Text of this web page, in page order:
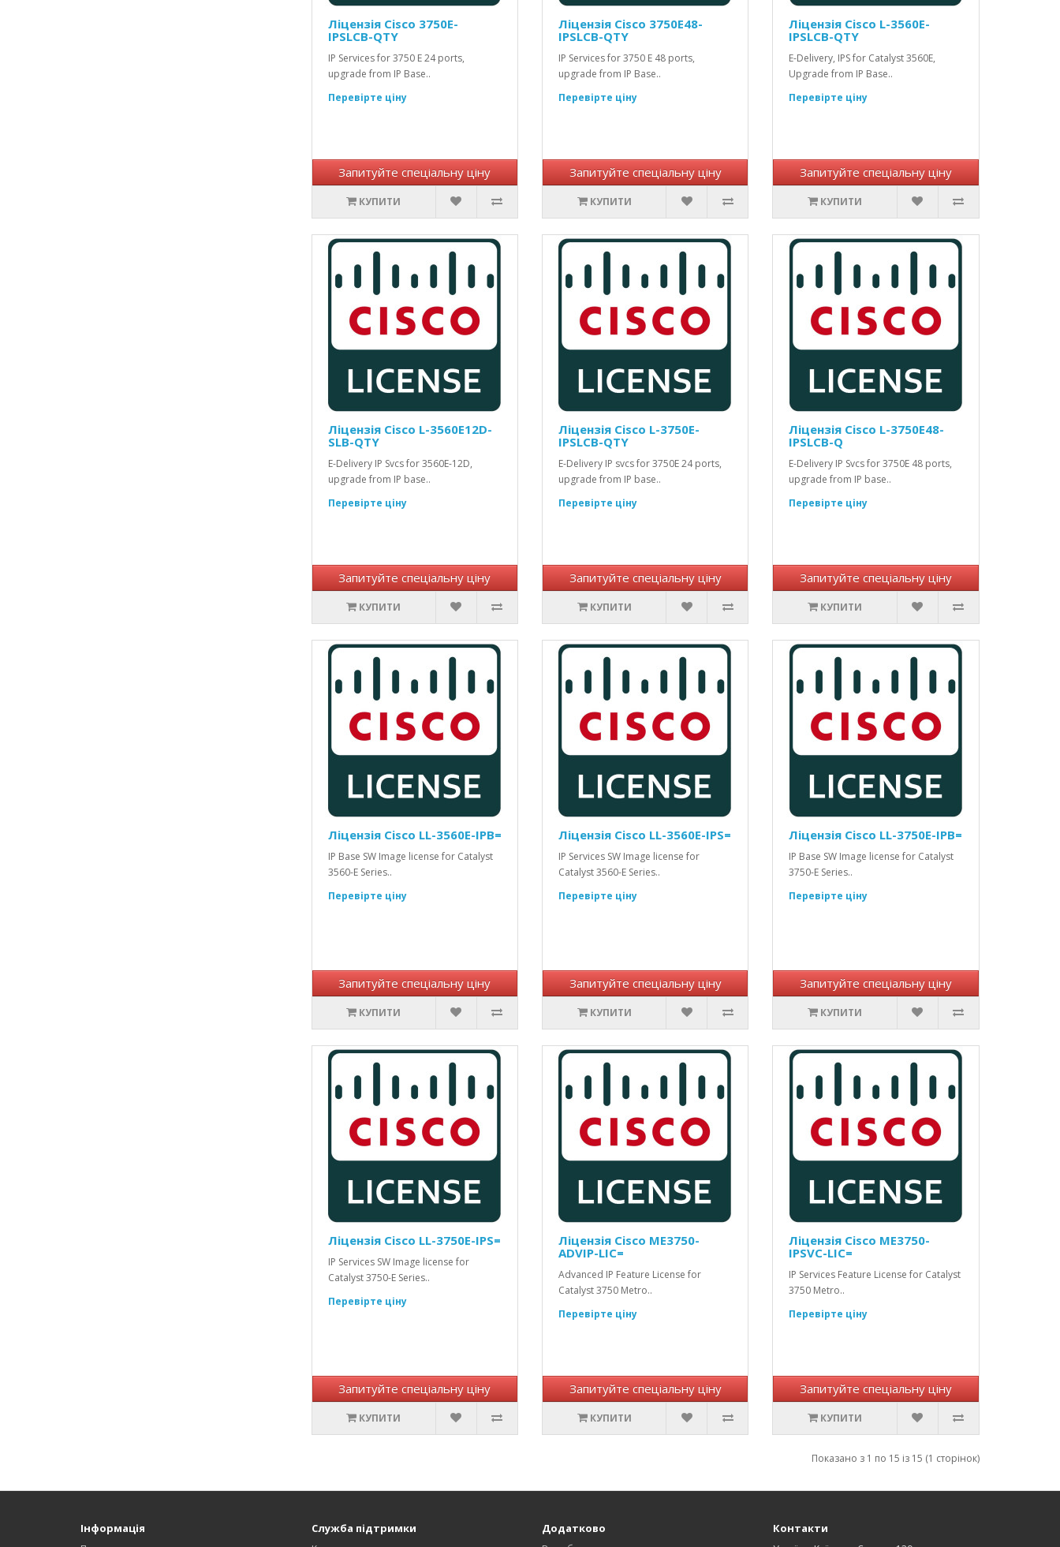
Ліцензія Cisco 3750E-
IPSLCB-QTY
IP Services for 3750 E 24 ports,
upgrade from IP Base..
Перевірте ціну
Запитуйте спеціальну ціну
КУПИТИ
Ліцензія Cisco 3750E48-
IPSLCB-QTY
IP Services for 3750 E 48 ports,
upgrade from IP Base..
Перевірте ціну
Запитуйте спеціальну ціну
КУПИТИ
Ліцензія Cisco L-3560E-
IPSLCB-QTY
E-Delivery, IPS for Catalyst 3560E,
Upgrade from IP Base..
Перевірте ціну
Запитуйте спеціальну ціну
КУПИТИ
Ліцензія Cisco L-3560E12D-
SLB-QTY
E-Delivery IP Svcs for 3560E-12D,
upgrade from IP base..
Перевірте ціну
Запитуйте спеціальну ціну
КУПИТИ
Ліцензія Cisco L-3750E-
IPSLCB-QTY
E-Delivery IP svcs for 3750E 24 ports,
upgrade from IP base..
Перевірте ціну
Запитуйте спеціальну ціну
КУПИТИ
Ліцензія Cisco L-3750E48-
IPSLCB-Q
E-Delivery IP Svcs for 3750E 48 ports,
upgrade from IP base..
Перевірте ціну
Запитуйте спеціальну ціну
КУПИТИ
Ліцензія Cisco LL-3560E-IPB=
IP Base SW Image license for Catalyst
3560-E Series..
Перевірте ціну
Запитуйте спеціальну ціну
КУПИТИ
Ліцензія Cisco LL-3560E-IPS=
IP Services SW Image license for
Catalyst 3560-E Series..
Перевірте ціну
Запитуйте спеціальну ціну
КУПИТИ
Ліцензія Cisco LL-3750E-IPB=
IP Base SW Image license for Catalyst
3750-E Series..
Перевірте ціну
Запитуйте спеціальну ціну
КУПИТИ
Ліцензія Cisco LL-3750E-IPS=
IP Services SW Image license for
Catalyst 3750-E Series..
Перевірте ціну
Запитуйте спеціальну ціну
КУПИТИ
Ліцензія Cisco ME3750-
ADVIP-LIC=
Advanced IP Feature License for
Catalyst 3750 Metro..
Перевірте ціну
Запитуйте спеціальну ціну
КУПИТИ
Ліцензія Cisco ME3750-
IPSVC-LIC=
IP Services Feature License for Catalyst
3750 Metro..
Перевірте ціну
Запитуйте спеціальну ціну
КУПИТИ
Показано з 1 по 15 із 15 (1 сторінок)
Інформація Служба підтримки Додатково Контакти